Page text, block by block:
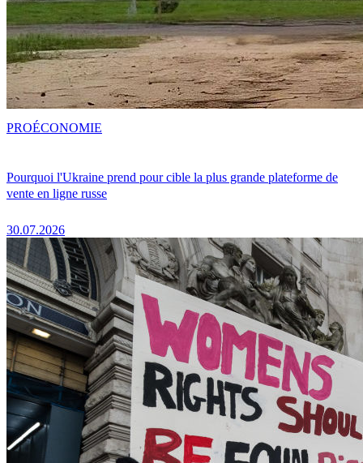
Pourquoi l'Ukraine prend pour cible la plus grande plateforme de
vente en ligne russe
30.07.2026
PROÉCONOMIE